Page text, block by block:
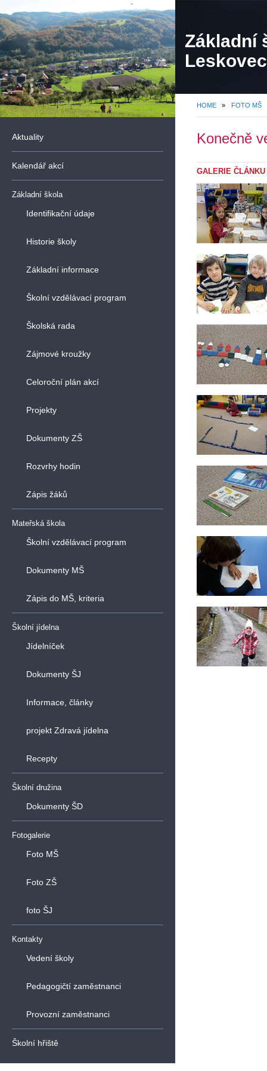
Základní
HOME » FOTO MŠ
Aktuality
Kalendář akcí
Základní škola
Identifikační údaje
Historie školy
Základní informace
Školní vzdělávací program
Školská rada
Zájmové kroužky
Celoroční plán akcí
Projekty
Dokumenty ZŠ
Rozvrhy hodin
Zápis žáků
Mateřská škola
Školní vzdělávací program
Dokumenty MŠ
Zápis do MŠ, kriteria
Školní jídelna
Jídelníček
Dokumenty ŠJ
Informace, články
projekt Zdravá jídelna
Recepty
Školní družina
Dokumenty ŠD
Fotogalerie
Foto MŠ
Foto ZŠ
foto ŠJ
Kontakty
Vedení školy
Pedagogičtí zaměstnanci
Provozní zaměstnanci
Školní hřiště
Konečně
GALERIE ČLÁNKU